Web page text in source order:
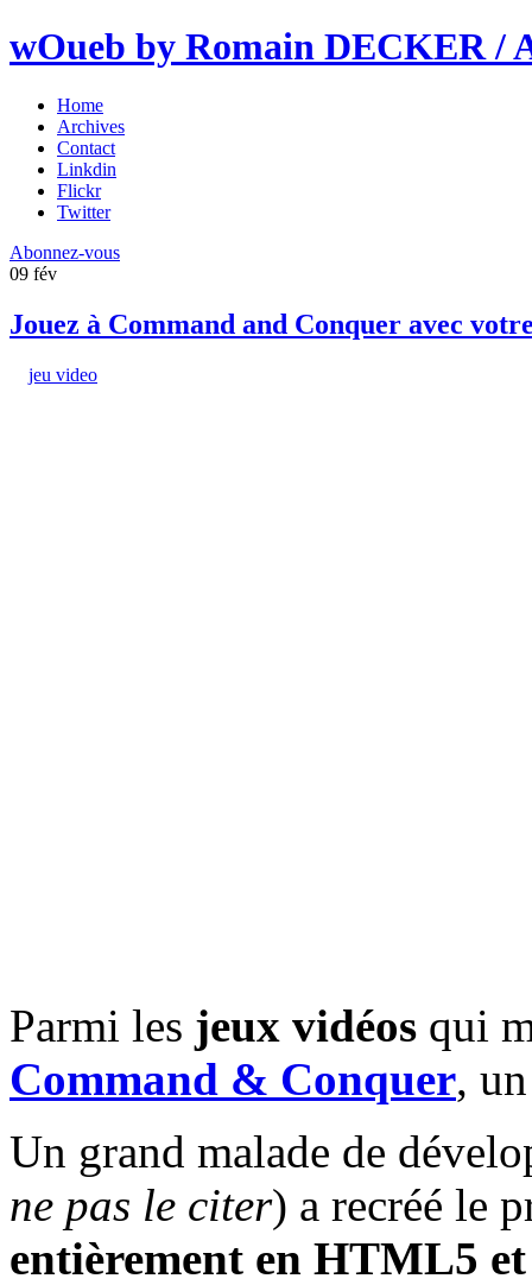
wOueb by Romain DECKER /
Home
Archives
Contact
Linkdin
Flickr
Twitter
Abonnez-vous
09 fév
Jouez à Command and Conquer avec
jeu video
Parmi les jeux vidéos qui
Command & Conquer,
Un grand malade de
ne pas le citer) a recréé le
entièrement en HTML5